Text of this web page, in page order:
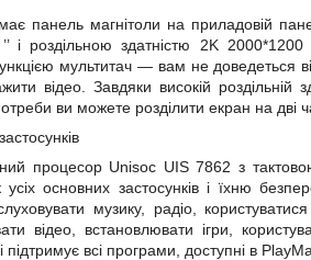
панель магнітоли на приладовій
’’ і роздільною здатністю 2K 2000*1200
мультитач — вам не доведеться
відео. Завдяки високій роздільній
ви можете розділити екран на дві
процесор Unisoc UIS 7862 з
основних застосунків і їхню
музику, радіо,
відео, встановлювати ігри,
всі програми, доступні в